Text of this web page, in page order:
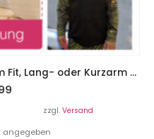
Shirt “MICKY”, Gr. 110 – 152, Slim Fit, Lang- oder Kurzarm plus Rollkragen
zzgl. Versand
angegeben